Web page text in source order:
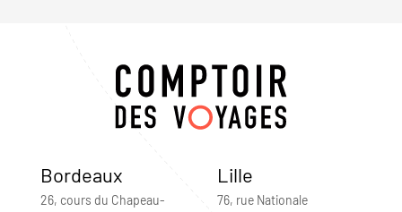
Bordeaux
26, cours du Chapeau-
Lille
76, rue Nationale